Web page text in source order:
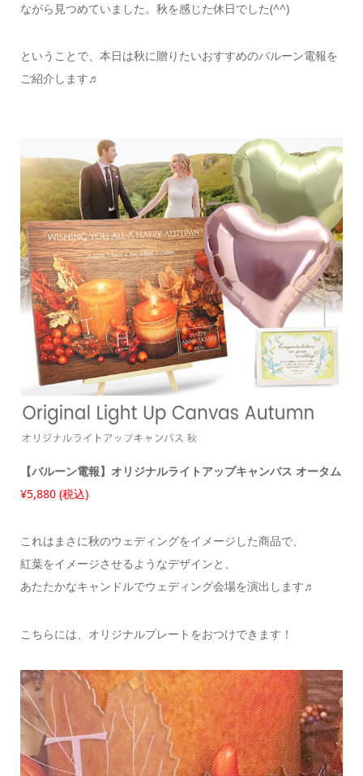
ながら見つめていました。秋を感じた休日でした(^^)
ということで、本日は秋に贈りたいおすすめのバルーン電報を
ご紹介します♬
【バルーン電報】オリジナルライトアップキャンバス オータム
¥5,880 (税込)
これはまさに秋のウェディングをイメージした商品で、
紅葉をイメージさせるようなデザインと、
あたたかなキャンドルでウェディング会場を演出します♬
こちらには、オリジナルプレートをおつけできます！